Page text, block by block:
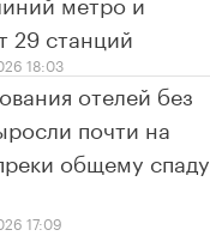
29 станций
18:03
отелей без
почти на
общему спаду
17:09